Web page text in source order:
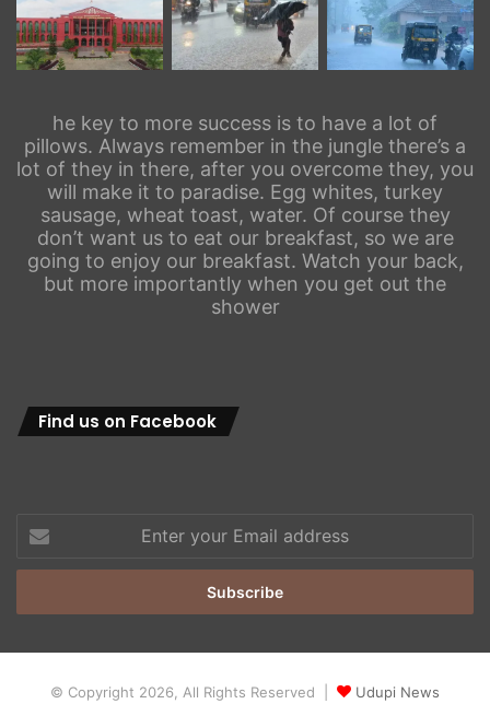
he key to more success is to have a lot of
pillows. Always remember in the jungle there’s a
lot of they in there, after you overcome they, you
will make it to paradise. Egg whites, turkey
sausage, wheat toast, water. Of course they
don’t want us to eat our breakfast, so we are
going to enjoy our breakfast. Watch your back,
but more importantly when you get out the
shower
Find us on Facebook
Enter
your
Email
© Copyright 2026, All Rights Reserved | Udupi News